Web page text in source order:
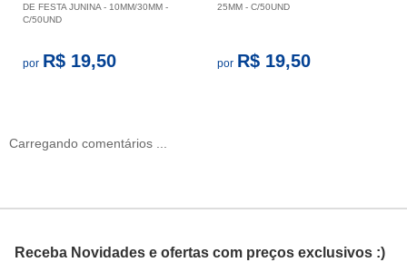
DE FESTA JUNINA - 10MM/30MM -
C/50UND
por R$ 19,50
25MM - C/50UND
por R$ 19,50
Carregando comentários ...
Receba Novidades e ofertas com preços exclusivos :)